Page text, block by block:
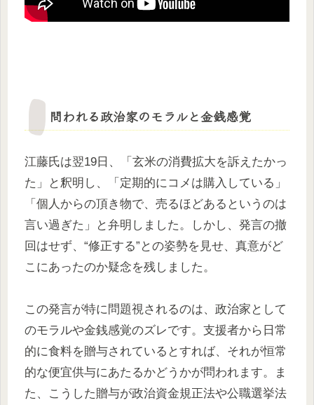
問われる政治家のモラルと金銭感覚
江藤氏は翌19日、「玄米の消費拡大を訴えたかっ
た」と釈明し、「定期的にコメは購入している」
「個人からの頂き物で、売るほどあるというのは
言い過ぎた」と弁明しました。しかし、発言の撤
回はせず、“修正する”との姿勢を見せ、真意がど
こにあったのか疑念を残しました。
この発言が特に問題視されるのは、政治家として
のモラルや金銭感覚のズレです。支援者から日常
的に食料を贈与されているとすれば、それが恒常
的な便宜供与にあたるかどうかが問われます。ま
た、こうした贈与が政治資金規正法や公職選挙法